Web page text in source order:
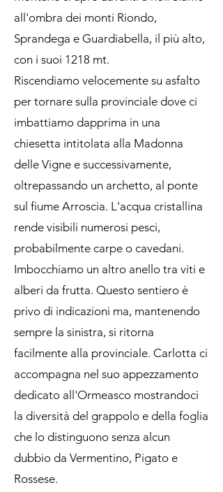
all'ombra dei monti Riondo,
Sprandega e Guardiabella, il più alto,
con i suoi 1218 mt.
Riscendiamo velocemente su asfalto
per tornare sulla provinciale dove ci
imbattiamo dapprima in una
chiesetta intitolata alla Madonna
delle Vigne e successivamente,
oltrepassando un archetto, al ponte
sul fiume Arroscia. L'acqua cristallina
rende visibili numerosi pesci,
probabilmente carpe o cavedani.
Imbocchiamo un altro anello tra viti e
alberi da frutta. Questo sentiero è
privo di indicazioni ma, mantenendo
sempre la sinistra, si ritorna
facilmente alla provinciale. Carlotta ci
accompagna nel suo appezzamento
dedicato all'Ormeasco mostrandoci
la diversità del grappolo e della foglia
che lo distinguono senza alcun
dubbio da Vermentino, Pigato e
Rossese.